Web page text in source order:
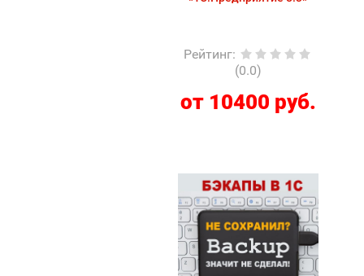
Рейтинг:
(0.0)
от 10400 руб.